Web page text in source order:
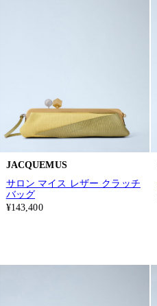
JACQUEMUS
サロン マイス レザー クラッチ
バッグ
¥143,400